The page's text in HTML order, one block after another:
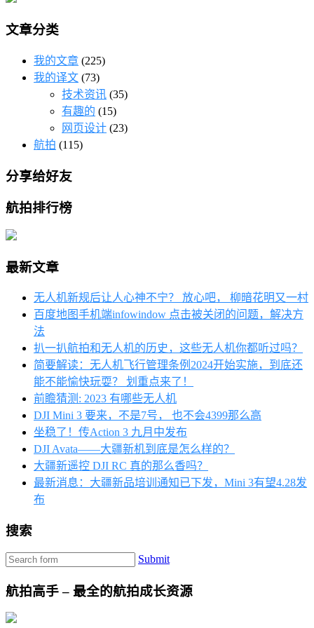
文章分类
我的文章 (225)
我的译文 (73)
技术资讯 (35)
有趣的 (15)
网页设计 (23)
航拍 (115)
分享给好友
航拍排行榜
最新文章
无人机新规后让人心神不宁？ 放心吧， 柳暗花明又一村
百度地图手机端infowindow 点击被关闭的问题，解决方
法
扒一扒航拍和无人机的历史，这些无人机你都听过吗？
简要解读：无人机飞行管理条例2024开始实施，到底还
能不能愉快玩耍？ 划重点来了！
前瞻猜测: 2023 有哪些无人机
DJI Mini 3 要来，不是7号， 也不会4399那么高
坐稳了！传Action 3 九月中发布
DJI Avata——大疆新机到底是怎么样的？
大疆新遥控 DJI RC 真的那么香吗？
最新消息：大疆新品培训通知已下发，Mini 3有望4.28发
布
搜索
Submit
航拍高手 – 最全的航拍成长资源